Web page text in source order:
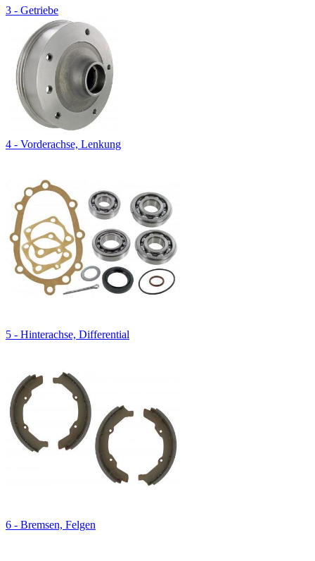
3 - Getriebe
4 - Vorderachse, Lenkung
5 - Hinterachse, Differential
6 - Bremsen, Felgen